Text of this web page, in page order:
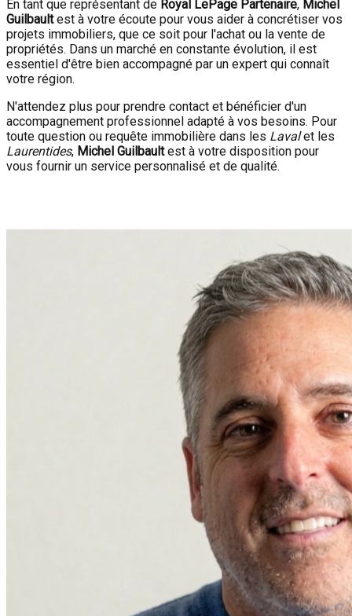
En tant que représentant de Royal LePage Partenaire, Michel
Guilbaultest à votre écoute pour vous aider à concrétiser vos
projets immobiliers, que ce soit pour l'achat ou la vente de
propriétés. Dans un marché en constante évolution, il est
essentiel d'être bien accompagné par un expert qui connaît
votre région.
N'attendez plus pour prendre contact et bénéficier d'un
accompagnement professionnel adapté à vos besoins. Pour
toute question ou requête immobilière dans les Lavalet les
Laurentides, Michel Guilbaultest à votre disposition pour
vous fournir un service personnalisé et de qualité.